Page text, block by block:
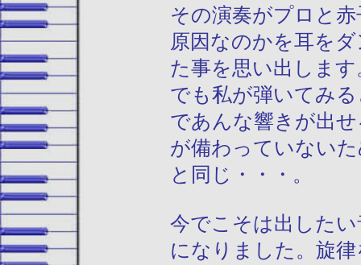
その演奏がプロと
原因なのかを耳を
た事を思い出しま
でも私が弾いてみ
であんな響きが出
が備わっていない
と同じ・・・。
今でこそは出した
になりました。旋